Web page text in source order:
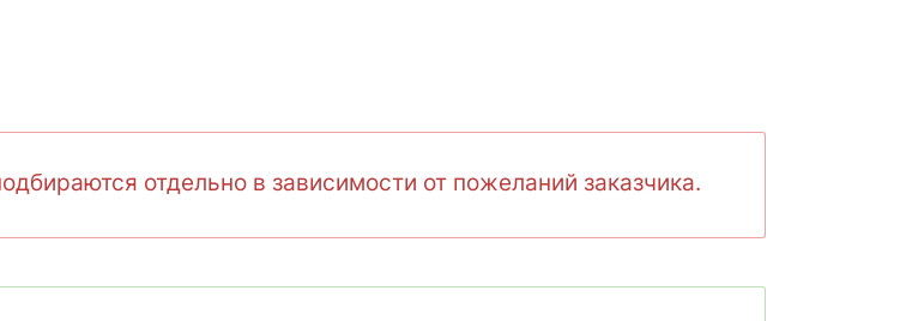
отдельно в зависимости от пожеланий заказчика.